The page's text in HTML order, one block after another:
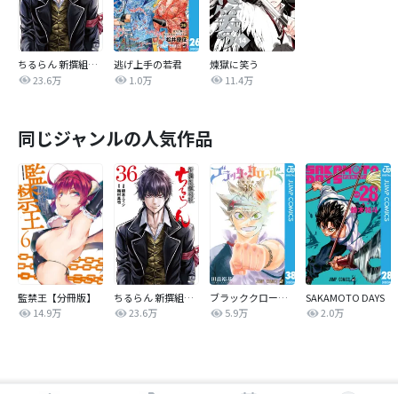
ちるらん 新撰組鎮魂歌
23.6万
逃げ上手の若君
1.0万
煉獄に笑う
11.4万
同じジャンルの人気作品
監禁王【分冊版】
14.9万
ちるらん 新撰組鎮魂歌
23.6万
ブラッククローバー
5.9万
SAKAMOTO DAYS
2.0万